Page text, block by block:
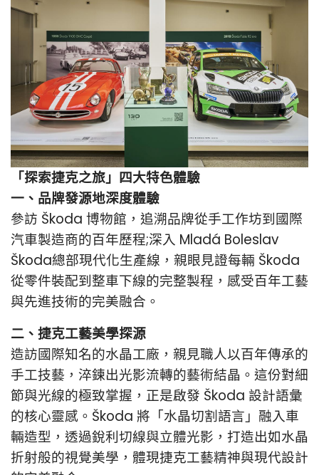
「探索捷克之旅」四大特色體驗
一、品牌發源地深度體驗
參訪 Škoda 博物館，追溯品牌從手工作坊到國際
汽車製造商的百年歷程;深入 Mladá Boleslav
Škoda總部現代化生產線，親眼見證每輛 Škoda
從零件裝配到整車下線的完整製程，感受百年工藝
與先進技術的完美融合。
二、捷克工藝美學探源
造訪國際知名的水晶工廠，親見職人以百年傳承的
手工技藝，淬鍊出光影流轉的藝術結晶。這份對細
節與光線的極致掌握，正是啟發 Škoda 設計語彙
的核心靈感。Škoda 將「水晶切割語言」融入車
輛造型，透過銳利切線與立體光影，打造出如水晶
折射般的視覺美學，體現捷克工藝精神與現代設計